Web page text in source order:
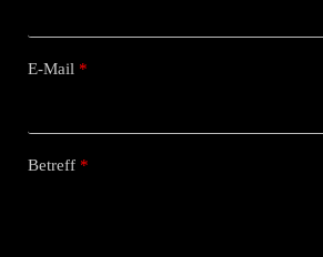
E-Mail
Betreff